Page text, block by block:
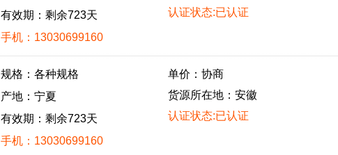
有效期：剩余723天
手机：13030699160
认证状态:已认证
规格：各种规格
产地：宁夏
有效期：剩余723天
手机：13030699160
单价：协商
货源所在地：安徽
认证状态:已认证